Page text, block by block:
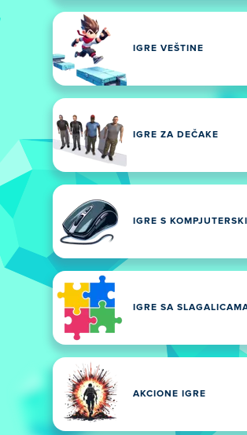
IGRE VEŠTINE
IGRE ZA DEČAKE
IGRE S
IGRE SA
AKCIONE IGRE